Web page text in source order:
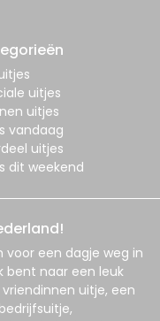
uitjes
uitjes
vandaag
uitjes
dit weekend
een dagje weg in
bent naar een leuk
uitje, een